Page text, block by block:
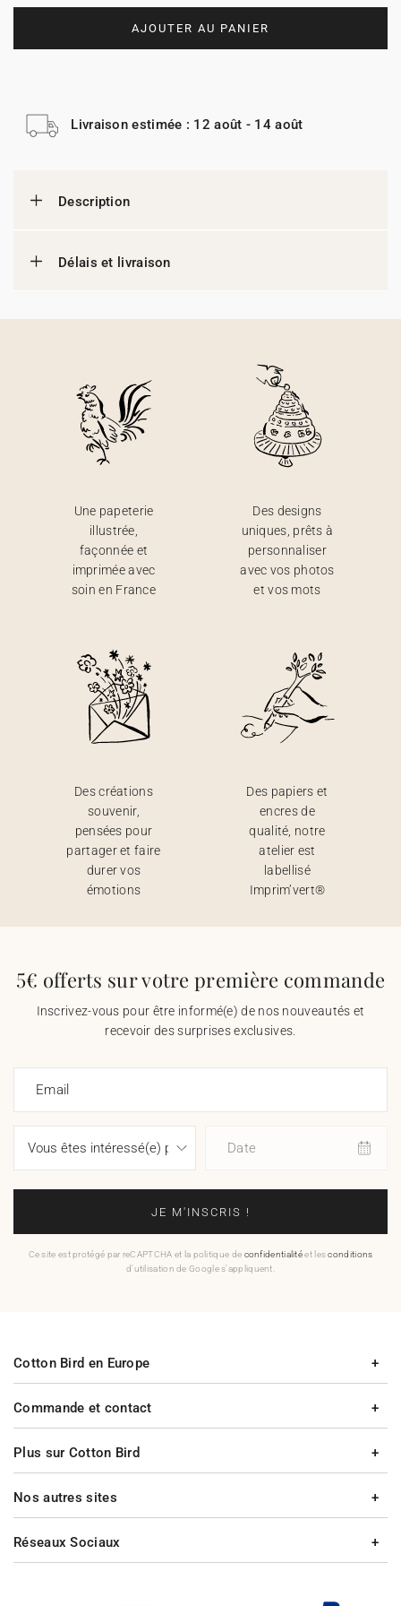
AJOUTER AU PANIER
Livraison estimée : 12 août - 14 août
Description
Délais et livraison
Une papeterie
illustrée,
façonnée et
imprimée avec
soin en France
Des designs
uniques, prêts à
personnaliser
avec vos photos
et vos mots
Des créations
souvenir,
pensées pour
partager et faire
durer vos
émotions
Des papiers et
encres de
qualité, notre
atelier est
labellisé
Imprim’vert®
5€ offerts sur votre première commande
Inscrivez-vous pour être informé(e) de nos nouveautés et
recevoir des surprises exclusives.
Email
Date
JE M'INSCRIS !
Ce site est protégé par reCAPTCHA et la politique de confidentialitéet lesconditions
d'utilisation de Google s'appliquent.
Commande et contact
Plus sur Cotton Bird
Cotton Bird en Europe
Nos autres sites
Réseaux Sociaux